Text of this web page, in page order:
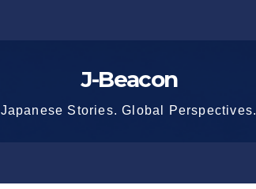
J-Beacon
Japanese Stories. Global Perspectives.